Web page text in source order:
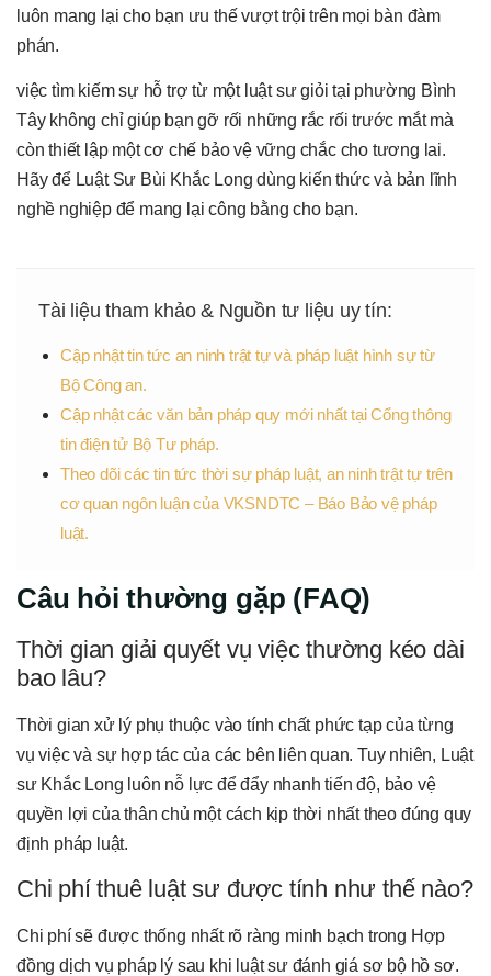
luôn mang lại cho bạn ưu thế vượt trội trên mọi bàn đàm
phán.
việc tìm kiếm sự hỗ trợ từ một luật sư giỏi tại phường Bình
Tây không chỉ giúp bạn gỡ rối những rắc rối trước mắt mà
còn thiết lập một cơ chế bảo vệ vững chắc cho tương lai.
Hãy để Luật Sư Bùi Khắc Long dùng kiến thức và bản lĩnh
nghề nghiệp để mang lại công bằng cho bạn.
Tài liệu tham khảo & Nguồn tư liệu uy tín:
Cập nhật tin tức an ninh trật tự và pháp luật hình sự từ
Bộ Công an.
Cập nhật các văn bản pháp quy mới nhất tại Cổng thông
tin điện tử Bộ Tư pháp.
Theo dõi các tin tức thời sự pháp luật, an ninh trật tự trên
cơ quan ngôn luận của VKSNDTC – Báo Bảo vệ pháp
luật.
Câu hỏi thường gặp (FAQ)
Thời gian giải quyết vụ việc thường kéo dài
bao lâu?
Thời gian xử lý phụ thuộc vào tính chất phức tạp của từng
vụ việc và sự hợp tác của các bên liên quan. Tuy nhiên, Luật
sư Khắc Long luôn nỗ lực để đẩy nhanh tiến độ, bảo vệ
quyền lợi của thân chủ một cách kịp thời nhất theo đúng quy
định pháp luật.
Chi phí thuê luật sư được tính như thế nào?
Chi phí sẽ được thống nhất rõ ràng minh bạch trong Hợp
đồng dịch vụ pháp lý sau khi luật sư đánh giá sơ bộ hồ sơ.